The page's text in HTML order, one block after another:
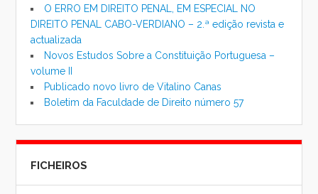
O ERRO EM DIREITO PENAL, EM ESPECIAL NO
DIREITO PENAL CABO-VERDIANO – 2.ª edição revista e
actualizada
Novos Estudos Sobre a Constituição Portuguesa –
volume II
Publicado novo livro de Vitalino Canas
Boletim da Faculdade de Direito número 57
FICHEIROS